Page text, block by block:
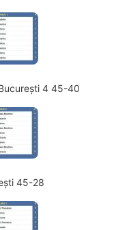
4 45-40
45-28